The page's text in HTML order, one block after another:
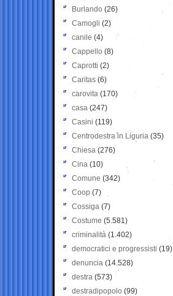
Burlando (26)
Camogli (2)
canile (4)
Cappello (8)
Caprotti (2)
Caritas (6)
carovita (170)
casa (247)
Casini (119)
Centrodestra in Liguria (35)
Chiesa (276)
Cina (10)
Comune (342)
Coop (7)
Cossiga (7)
Costume (5.581)
criminalità (1.402)
democratici e progressisti (19)
denuncia (14.528)
destra (573)
destradipopolo (99)